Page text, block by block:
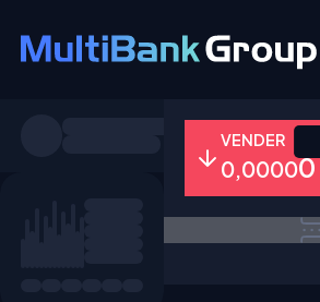
Todos Forex
VENDER
0,00000